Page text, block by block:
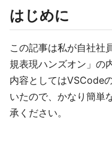
はじめに
この記事は私が自社社
規表現ハンズオン」の
内容としてはVSCode
いたので、かなり簡単
承ください。